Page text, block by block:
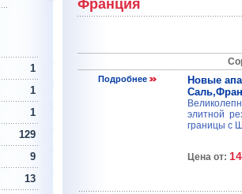
1
1
1
129
9
13
Франция
Подробнее
Новые
элитной
границы с
Цена от: